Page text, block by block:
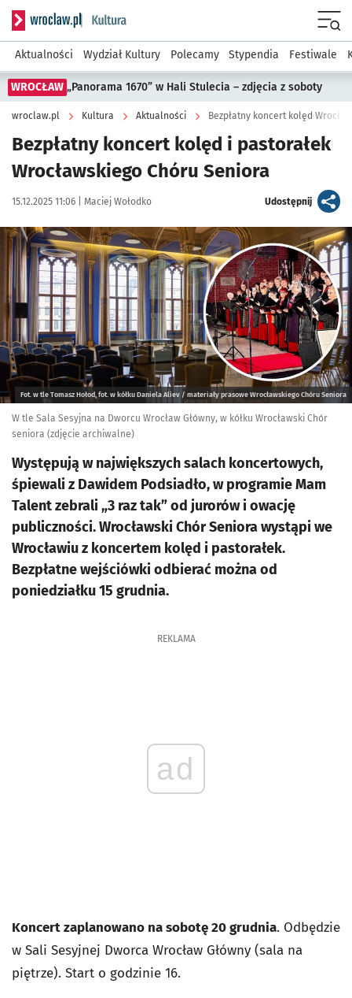
Serwis informacyjny wroclaw.pl podserwis: Kultura
Aktualności Wydział Kultury Polecamy Stypendia Festiwale
WROCŁAW „Panorama 1670” w Hali Stulecia – zdjęcia z soboty
wroclaw.pl Kultura Aktualności Bezpłatny koncert kolęd
Bezpłatny koncert kolęd i pastorałek
Wrocławskiego Chóru Seniora
Data publikacji:
15.12.2025 11:06 | Autor:
Maciej Wołodko Udostępnijartykuł
Kliknij, aby powiększyć
Fot. w tle Tomasz Hołod, fot. w kółku Daniela Aliev / materiały prasowe Wrocławskiego Chóru Seniora
W tle Sala Sesyjna na Dworcu Wrocław Główny, w kółku Wrocławski Chór
seniora (zdjęcie archiwalne)
Występują w największych salach koncertowych,
śpiewali z Dawidem Podsiadło, w programie Mam
Talent zebrali „3 raz tak” od jurorów i owację
publiczności. Wrocławski Chór Seniora wystąpi we
Wrocławiu z koncertem kolęd i pastorałek.
Bezpłatne wejściówki odbierać można od
poniedziałku 15 grudnia.
REKLAMA
ad
Koncert zaplanowano na sobotę 20 grudnia. Odbędzie
w Sali Sesyjnej Dworca Wrocław Główny (sala na
piętrze). Start o godzinie 16.